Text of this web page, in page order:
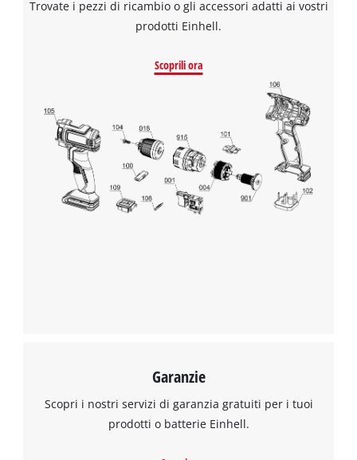
sonori adatti ai bambini garantiscono un'esperienza di gioco
lavorare come i grandi! La motosega a batteria funziona con
una batteria giocattolo Power X-Change sostituibile. Questa
batteria PXC per bambini deve essere alimentata con 3
batterie AA (LR6 1,5 V), non incluse nella confezione. La
batteria per bambini è compatibile con tutti i giocattoli Einhell
Kids di Happy People. La motosega a batteria Einhell Kids è
realizzata in plastica resistente, misura circa 39 x 14 x 13 cm,
contiene piccole parti ed è adatta a bambini di età superiore
Trovate i pezzi di ricambio o gli accessori adatti ai vostri
prodotti Einhell.
Scoprili ora
Garanzie
Scopri i nostri servizi di garanzia gratuiti per i tuoi
prodotti o batterie Einhell.